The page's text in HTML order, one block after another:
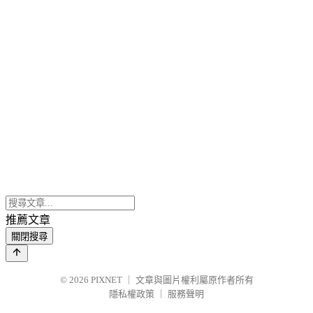
推薦文章
關閉搜尋
© 2026 PIXNET
文章與圖片權利屬原作者所有
隱私權政策
服務聲明